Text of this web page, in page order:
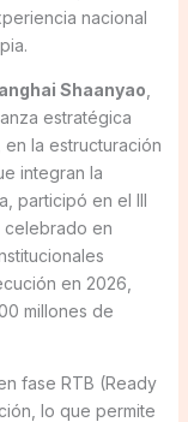
nacional
Shaanyao
estratégica
la estructuración
integran la
participó en el III
celebrado en
en 2026,
millones de
fase RTB (Ready
lo que permite